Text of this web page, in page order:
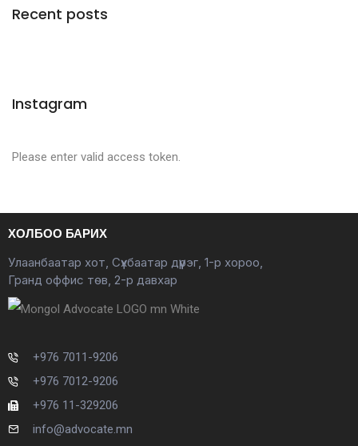
Recent posts
Instagram
Please enter valid access token.
ХОЛБОО БАРИХ
Улаанбаатар хот, Сүхбаатар дүүрэг, 1-р хороо,
Гранд оффис төв, 2-р давхар
+976 7011-9206
+976 7012-9206
+976 11-329206
info@advocate.mn